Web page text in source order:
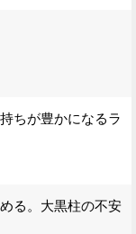
ちが豊かになるラ
る。大黒柱の不安